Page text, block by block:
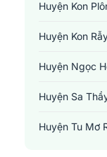
tuyển dụng từ các
điểm đến đầy tiềm
Huyện Kon
Huyện Kon
Huyện Ngọc
Huyện Sa
Huyện Tu Mơ